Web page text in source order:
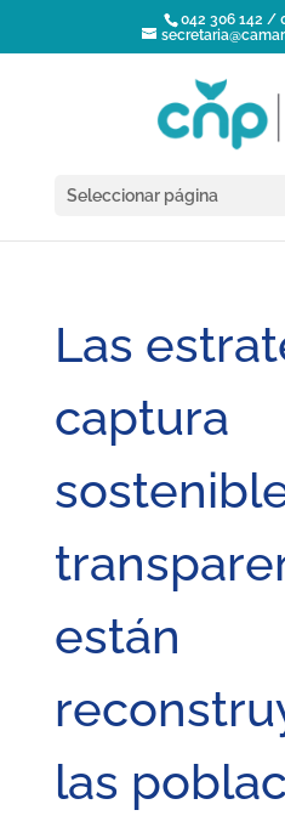
042 306 142 /
Seleccionar página
Las
captura
están
las